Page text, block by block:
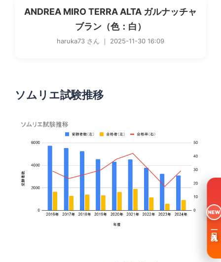
ANDREA MIRO TERRA ALTA ガルナッチャ
ブラン（色：白）
haruka73 さん ｜ 2025-11-30 16:09
ソムリエ試験推移
NEW